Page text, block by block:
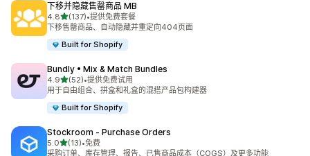
下移并隐藏售罄商品 MB
4.8星（满分 5 星）
(137)
总共 137 条评论
•提供免费套餐
下移售罄商品、自动隐藏并重定向404页面
Built for Shopify
Bundly • Mix & Match Bundles
4.9星（满分 5 星）
(52)
总共 52 条评论
•提供免费试用
用于自由组合、拼盒和礼盒的混搭产品包构建器
Built for Shopify
Stockroom ‑ Purchase Orders
5.0星（满分 5 星）
(13)
总共 13 条评论
•免费
采购订单、库存管理、报告、已售商品成本（COGS）及更多功能